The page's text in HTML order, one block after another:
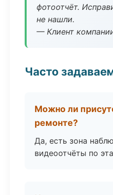
фотоотчёт.
не нашли.
— Клиент
Часто
Можно ли
ремонте?
Да, есть зона
видеоотчёты по